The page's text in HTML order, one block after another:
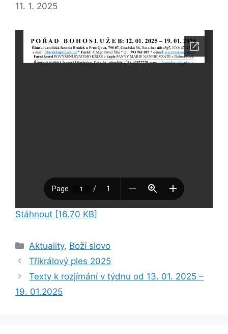
11. 1. 2025
Stáhnout [16.70 KB]
Rubriky
Aktuality, Boží slovo
Tříkrálový ples 2025
Texty k rozjímání v týdnu od 13. 01. 2025 –
19. 01.2025